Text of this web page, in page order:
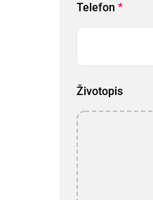
Telefon *
Životopis